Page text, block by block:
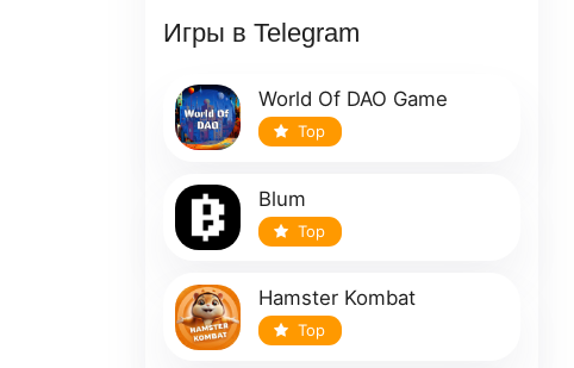
Игры в Telegram
World Of DAO Game
Top
Blum
Top
Hamster Kombat
Top